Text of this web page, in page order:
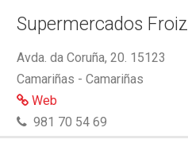
Supermercados Froiz
Avda. da Coruña, 20. 15123
Camariñas - Camariñas
Web
981 70 54 69